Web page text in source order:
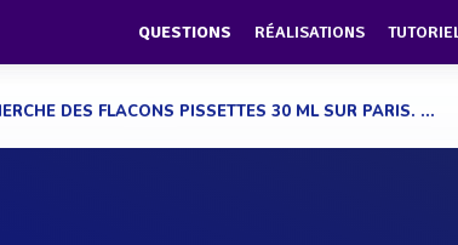
QUESTIONS RÉALISATIONS
DES FLACONS PISSETTES 30 ML SUR PARIS. ...